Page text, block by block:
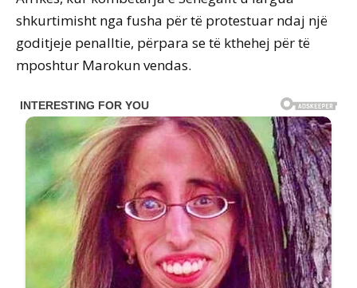
shkurtimisht nga fusha për të protestuar ndaj një
goditjeje penalltie, përpara se të kthehej për të
mposhtur Marokun vendas.